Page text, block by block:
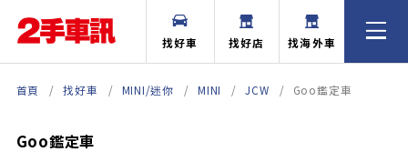
找好車 找好店 找海外車
首頁 找好車 MINI/迷你 MINI JCW Goo鑑定車
Goo鑑定車